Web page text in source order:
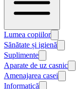
Lumea copiilor
Sănătate și igienă
Suplimente
Aparate de uz casnic
Amenajarea casei
Informatică